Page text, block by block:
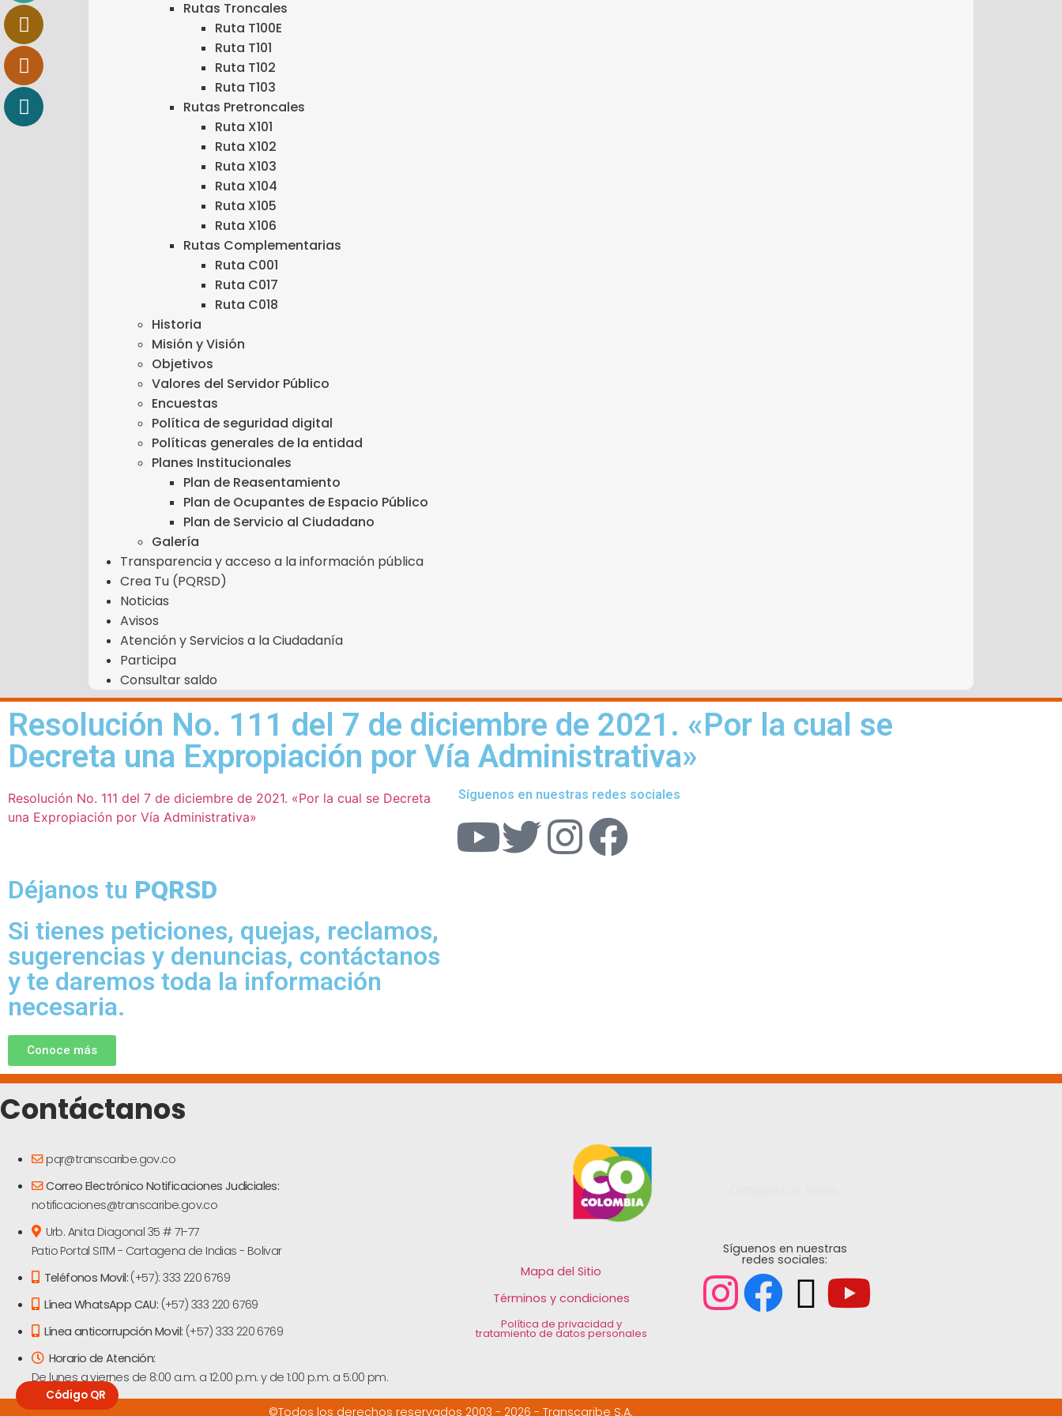
Rutas Troncales
Ruta T100E
Ruta T101
Ruta T102
Ruta T103
Rutas Pretroncales
Ruta X101
Ruta X102
Ruta X103
Ruta X104
Ruta X105
Ruta X106
Rutas Complementarias
Ruta C001
Ruta C017
Ruta C018
Historia
Misión y Visión
Objetivos
Valores del Servidor Público
Encuestas
Política de seguridad digital
Políticas generales de la entidad
Planes Institucionales
Plan de Reasentamiento
Plan de Ocupantes de Espacio Público
Plan de Servicio al Ciudadano
Galería
Transparencia y acceso a la información pública
Crea Tu (PQRSD)
Noticias
Avisos
Atención y Servicios a la Ciudadanía
Participa
Consultar saldo
Resolución No. 111 del 7 de diciembre de 2021. «Por la cual se
Decreta una Expropiación por Vía Administrativa»
Resolución No. 111 del 7 de diciembre de 2021. «Por la cual se Decreta
una Expropiación por Vía Administrativa»
Síguenos en nuestras redes sociales
Déjanos tu PQRSD
Si tienes peticiones, quejas, reclamos,
sugerencias y denuncias, contáctanos
y te daremos toda la información
necesaria.
Conoce más
Contáctanos
pqr@transcaribe.gov.co
Correo Electrónico Notificaciones Judiciales:
notificaciones@transcaribe.gov.co
Urb. Anita Diagonal 35 # 71-77
Patio Portal SITM - Cartagena de Indias - Bolivar
Teléfonos Movil: (+57): 333 220 6769
Línea WhatsApp CAU: (+57) 333 220 6769
Línea anticorrupción Movil: (+57) 333 220 6769
Horario de Atención:
De lunes a viernes de 8:00 a.m. a 12:00 p.m. y de 1:00 p.m. a 5:00 pm.
Mapa del Sitio
Términos y condiciones
Política de privacidad y
tratamiento de datos personales
Síguenos en nuestras
redes sociales:
©Todos los derechos reservados 2003 - 2026 - Transcaribe S.A.